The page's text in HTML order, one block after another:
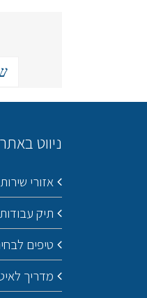
ניווט באתר
אזורי שירות
תיק עבודות
טיפים
מדריך